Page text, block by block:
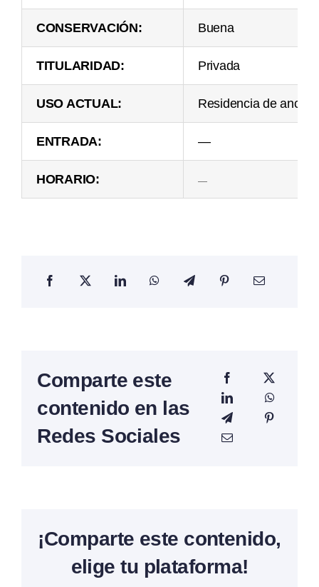
CONSERVACIÓN: Buena
TITULARIDAD: Privada
USO ACTUAL: Residencia de
ENTRADA: —
HORARIO: —
Comparte este
contenido en las
Redes Sociales
¡Comparte este contenido,
elige tu plataforma!